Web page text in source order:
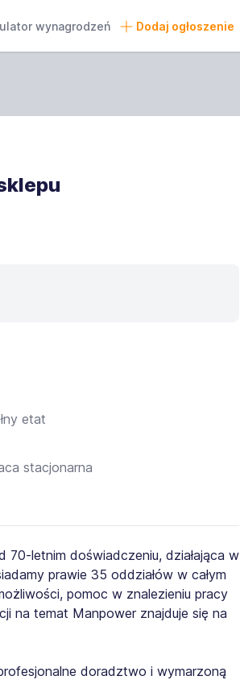
wynagrodzeń Dodaj ogłoszenie
etat
stacjonarna
70-letnim doświadczeniu, działająca w
prawie 35 oddziałów w całym
pomoc w znalezieniu pracy
na temat Manpower znajduje się na
doradztwo i wymarzoną